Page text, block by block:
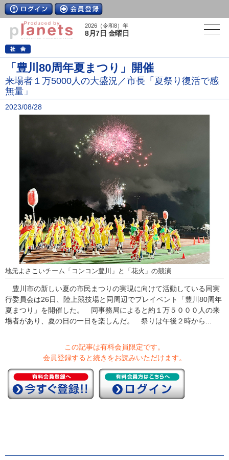
2026（令和8）年
8月7日 金曜日
「豊川80周年夏まつり」開催
来場者１万5000人の大盛況／市長「夏祭り復活で感
無量」
2023/08/28
地元よさこいチーム「コンコン豊川」と「花火」の競演
豊川市の新しい夏の市民まつりの実現に向けて活動している同実
行委員会は26日、陸上競技場と同周辺でプレイベント「豊川80周年
夏まつり」を開催した。 同事務局によると約１万５０００人の来
場者があり、夏の日の一日を楽しんだ。 祭りは午後２時から...
この記事は有料会員限定です。
会員登録すると続きをお読みいただけます。